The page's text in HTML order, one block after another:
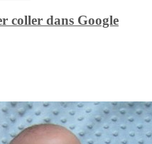
coller dans Google